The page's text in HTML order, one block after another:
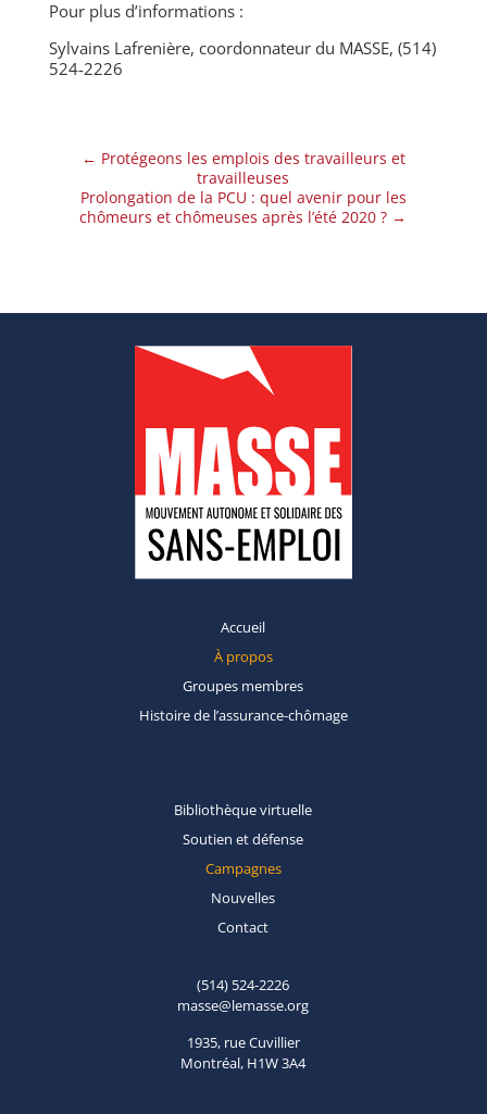
Pour plus d’informations :
Sylvains Lafrenière, coordonnateur du MASSE, (514)
524-2226
← Protégeons les emplois des travailleurs et
travailleuses
Prolongation de la PCU : quel avenir pour les
chômeurs et chômeuses après l’été 2020 ? →
Accueil
À propos
Groupes membres
Histoire de l’assurance-chômage
Bibliothèquevirtuelle
Soutien etdéfense
Campagnes
Nouvelles
Contact
(514) 524-2226
masse@lemasse.org
1935, rue Cuvillier
Montréal, H1W 3A4